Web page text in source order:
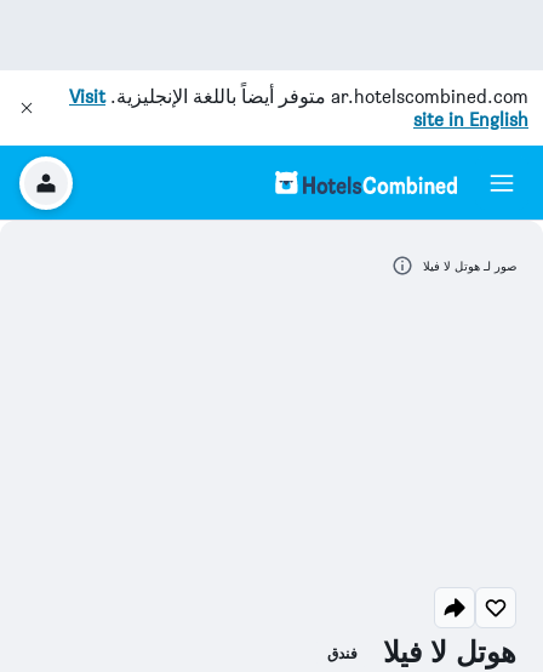
ar.hotelscombined.com متوفر أيضاً باللغة الإنجليزية.Visit
site in English
هوتل لا فيلا فندق
صور لـ هوتل لا فيلا